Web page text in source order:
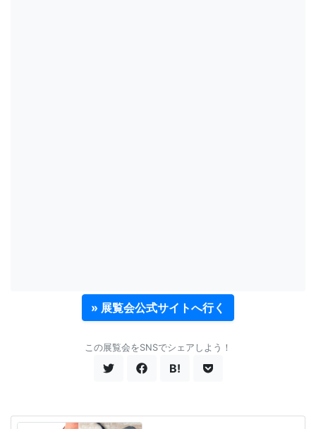
» 展覧会公式サイトへ行く
この展覧会をSNSでシェアしよう！
B!